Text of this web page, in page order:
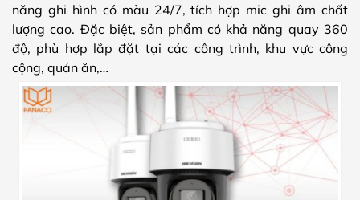
năng ghi hình có màu 24/7, tích hợp mic ghi âm chất
lượng cao. Đặc biệt, sản phẩm có khả năng quay 360
độ, phù hợp lắp đặt tại các công trình, khu vực công
cộng, quán ăn,…